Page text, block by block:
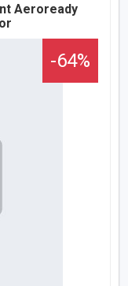
Aeroready
-64%